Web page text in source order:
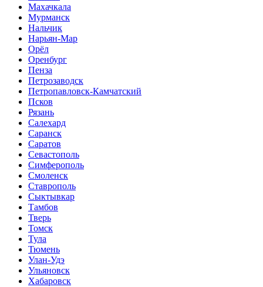
Махачкала
Мурманск
Нальчик
Нарьян-Мар
Орёл
Оренбург
Пенза
Петрозаводск
Петропавловск-Камчатский
Псков
Рязань
Салехард
Саранск
Саратов
Севастополь
Симферополь
Смоленск
Ставрополь
Сыктывкар
Тамбов
Тверь
Томск
Тула
Тюмень
Улан-Удэ
Ульяновск
Хабаровск